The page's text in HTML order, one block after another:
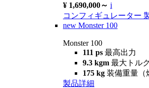
¥ 1,690,000～ i
コンフィギュレーター
new Monster 100
Monster 100
111 ps 最高出力
9.3 kgm 最大トルク
175 kg 装備重量（
製品詳細